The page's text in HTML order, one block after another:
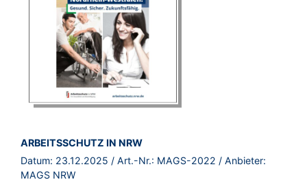
BROSCHÜRE:
ARBEITSSCHUTZ IN NRW
Datum: 23.12.2025 / Art.-Nr.: MAGS-2022 / Anbieter:
MAGS NRW